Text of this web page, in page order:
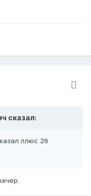
сказал:
плюс 26